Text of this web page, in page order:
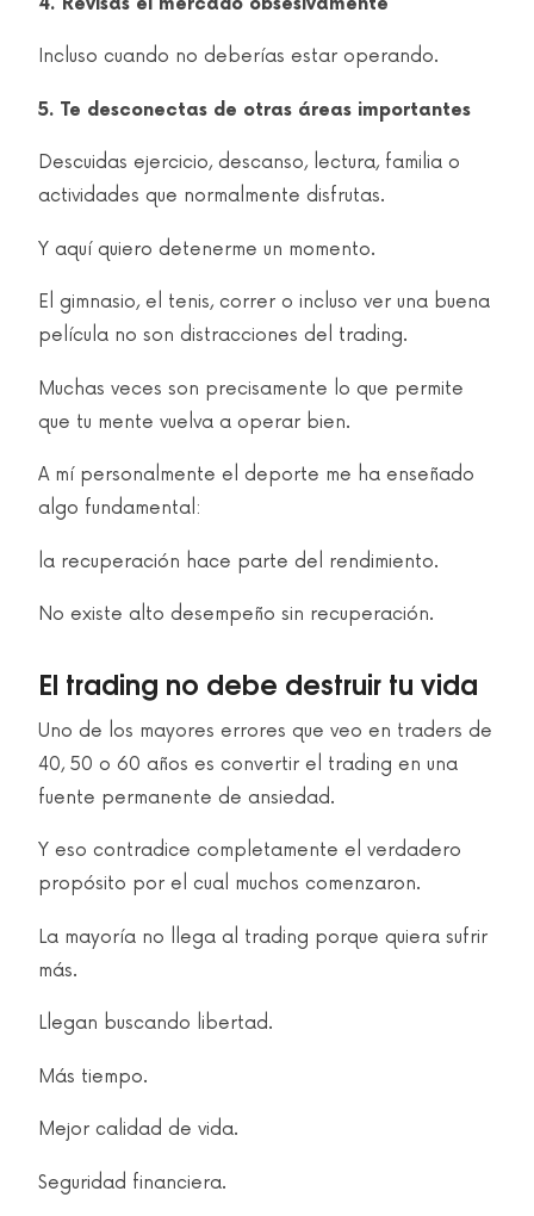
Incluso cuando no deberías estar operando.
5. Te desconectas de otras áreas importantes
Descuidas ejercicio, descanso, lectura, familia o
actividades que normalmente disfrutas.
Y aquí quiero detenerme un momento.
El gimnasio, el tenis, correr o incluso ver una buena
película no son distracciones del trading.
Muchas veces son precisamente lo que permite
que tu mente vuelva a operar bien.
A mí personalmente el deporte me ha enseñado
algo fundamental:
la recuperación hace parte del rendimiento.
No existe alto desempeño sin recuperación.
El trading no debe destruir tu vida
Uno de los mayores errores que veo en traders de
40, 50 o 60 años es convertir el trading en una
fuente permanente de ansiedad.
Y eso contradice completamente el verdadero
propósito por el cual muchos comenzaron.
La mayoría no llega al trading porque quiera sufrir
más.
Llegan buscando libertad.
Más tiempo.
Mejor calidad de vida.
Seguridad financiera.